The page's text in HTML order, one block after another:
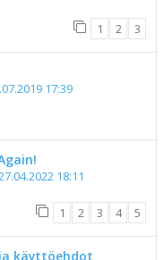
1 2 3
17:39
18:11
1 2 3 4 5
käyttöehdot